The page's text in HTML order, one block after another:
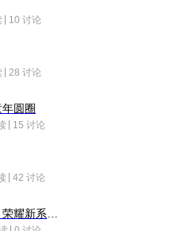
10 讨论
28 讨论
圆圈
15 讨论
42 讨论